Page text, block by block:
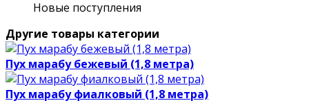
Новые поступления
Другие товары категории
Пух марабу бежевый (1,8 метра)
Пух марабу фиалковый (1,8 метра)